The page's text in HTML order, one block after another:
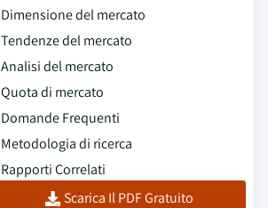
Dimensione del mercato
Tendenze del mercato
Analisi del mercato
Quota di mercato
Domande Frequenti
Metodologia di ricerca
Rapporti Correlati
Scarica Il PDF Gratuito